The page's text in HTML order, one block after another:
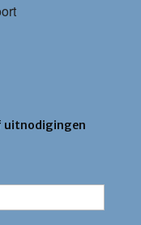
uitnodigingen